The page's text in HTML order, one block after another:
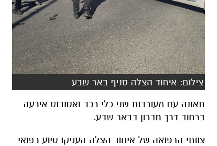
צילום: איחוד הצלה סניף באר שבע
תאונה עם מעורבות שני כלי רכב ואטובוס אירעה
ברחוב דרך חברון בבאר שבע.
צוותי הרפואה של איחוד הצלה העניקו סיוע רפואי